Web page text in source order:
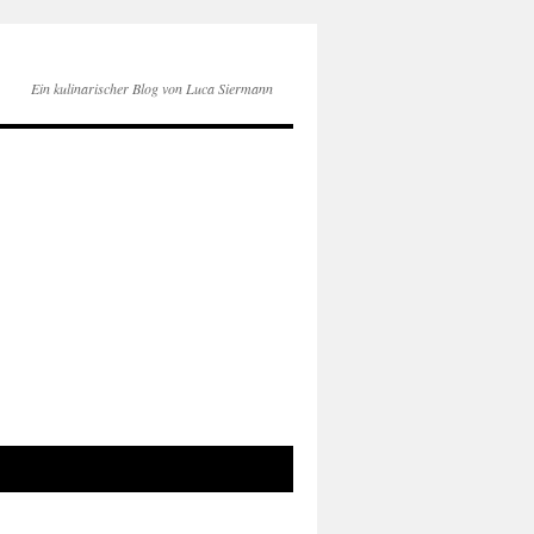
Ein kulinarischer Blog von Luca Siermann